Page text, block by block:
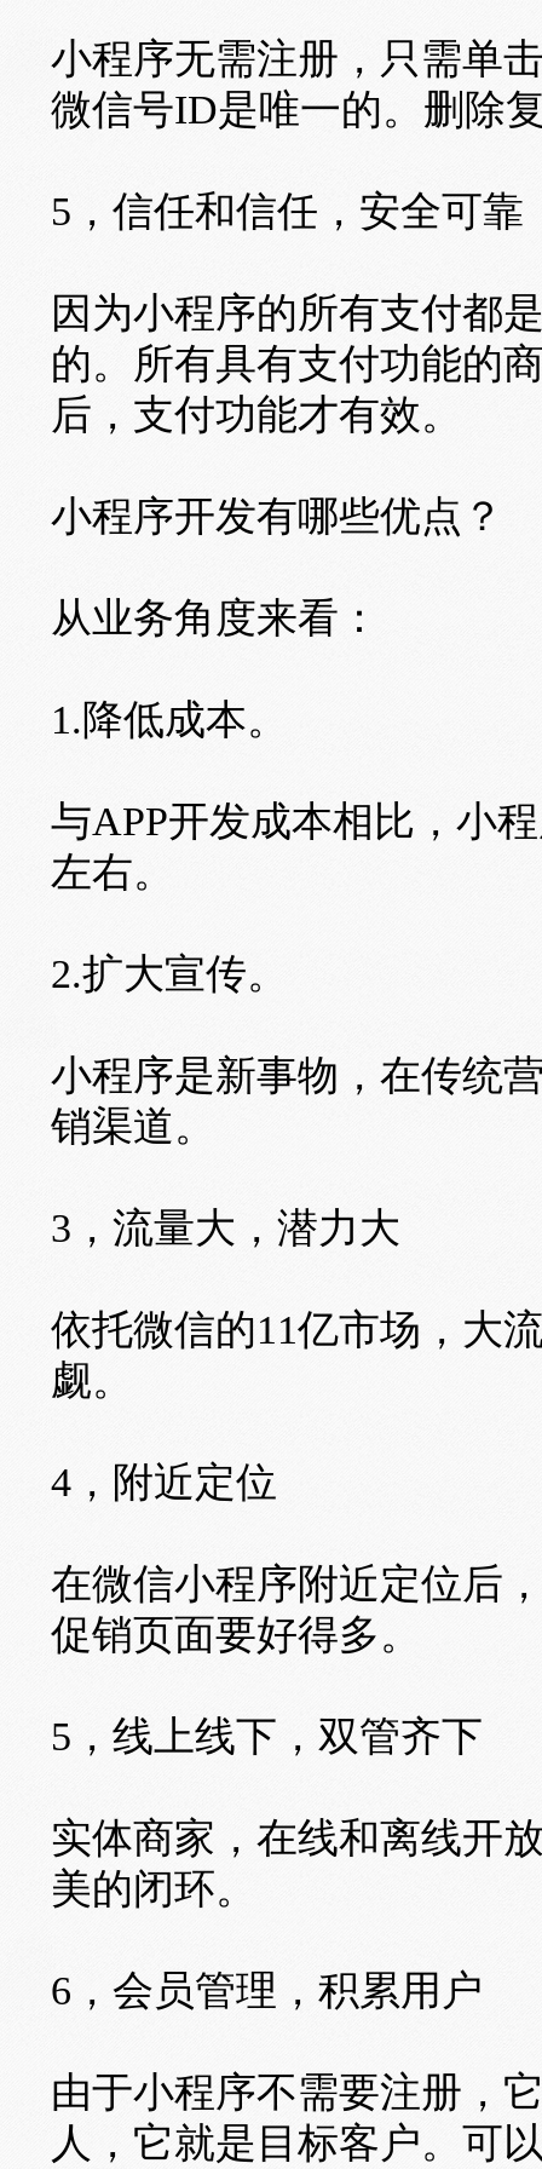
小程序无需注册，只需单
微信号ID是唯一的。删除
5，信任和信任，安全可靠
因为小程序的所有支付都
的。所有具有支付功能的
后，支付功能才有效。
小程序开发有哪些优点？
从业务角度来看：
1.降低成本。
与APP开发成本相比，小
左右。
2.扩大宣传。
小程序是新事物，在传统
销渠道。
3，流量大，潜力大
依托微信的11亿市场，大
觑。
4，附近定位
在微信小程序附近定位后
促销页面要好得多。
5，线上线下，双管齐下
实体商家，在线和离线开
美的闭环。
6，会员管理，积累用户
由于小程序不需要注册，
人，它就是目标客户。可